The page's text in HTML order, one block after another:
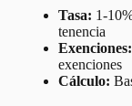
Tasa: 1-
tenencia
Exenciones:
exenciones
Cálculo: